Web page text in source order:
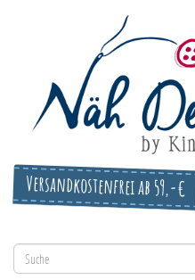
Versandkostenfrei ab 59,-€